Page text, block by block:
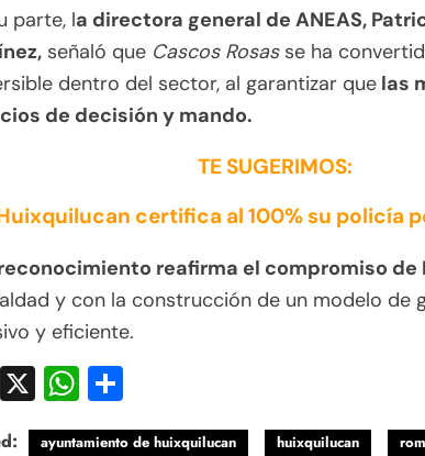
parte, la directora general de ANEAS,
señaló que Cascos Rosasse ha
dentro del sector, al garantizar que las
de decisión y mando.
TE SUGERIMOS:
certifica al 100% su policía
reafirma el compromiso de
y con la construcción de un modelo de
y eficiente.
Facebook
X WhatsApp
ayuntamiento de huixquilucan huixquilucan